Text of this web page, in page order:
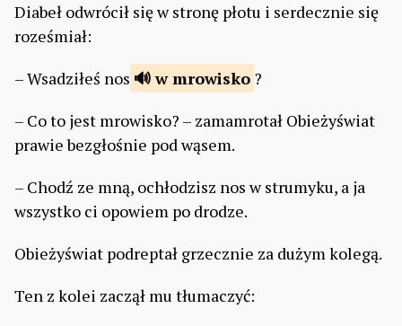
Diabeł odwrócił się w stronę płotu i serdecznie się
roześmiał:
– Wsadziłeś nos
wmrowisko ?
– Co to jest mrowisko? – zamamrotał Obieżyświat
prawie bezgłośnie pod wąsem.
– Chodź ze mną, ochłodzisz nos w strumyku, a ja
wszystko ci opowiem po drodze.
Obieżyświat podreptał grzecznie za dużym kolegą.
Ten z kolei zaczął mu tłumaczyć: